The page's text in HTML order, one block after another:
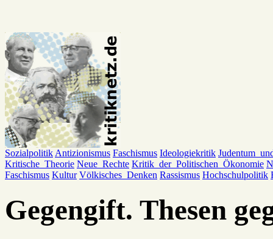
Sozialpolitik Antizionismus Faschismus Ideologiekritik
Kritische_Theorie Neue_Rechte Kritik_der_Politischen_Ökonomie
Faschismus Kultur Völkisches_Denken Rassismus Hochschulpolitik
Gegengift. Thesen